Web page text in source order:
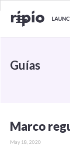
Guías
Marco
May 18, 2020